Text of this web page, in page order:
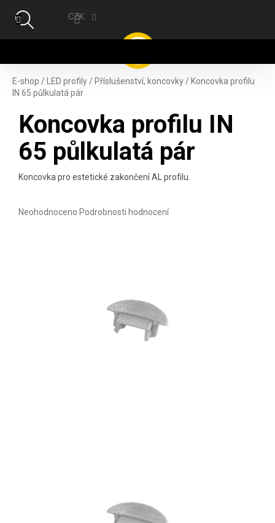
CZK
E-shop / LED profily / Příslušenství, koncovky / Koncovka profilu
IN 65 půlkulatá pár
Koncovka profilu IN
65 půlkulatá pár
Koncovka pro estetické zakončení AL profilu.
Průměrné hodnocení produktu je 0,0 z 5 hvězdiček.
Neohodnoceno Podrobnosti hodnocení